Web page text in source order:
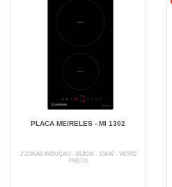
PLACA MEIRELES - MI 1302
2 ZONAS INDUÇÃO - 28,8CM - 3,5kW - VIDRO
PRETO